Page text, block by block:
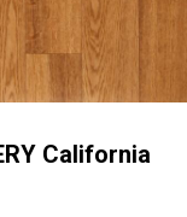
California